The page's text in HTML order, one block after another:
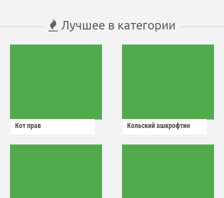
Лучшее в категории
Кот прав Кольский ашкрофтин